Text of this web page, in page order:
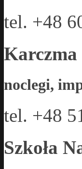
tel. +48
noclegi,
tel. +48
Szkoła